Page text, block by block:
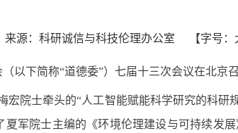
来源：科研诚信与科技伦理办公室 【字号：
以下简称“道德委”）七届十三次会议在北京
宏 院士牵头的“人工智能赋能科学研究的科研
夏军院士主编的《环境伦理建设与可持续